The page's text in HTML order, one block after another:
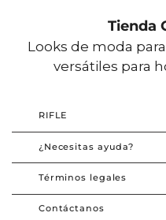
Tienda
Looks de moda
versátiles para
RIFLE
¿Necesitas ayuda?
Términos legales
Contáctanos